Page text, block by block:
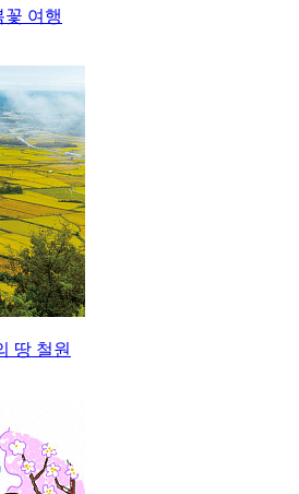
여행
땅 철원